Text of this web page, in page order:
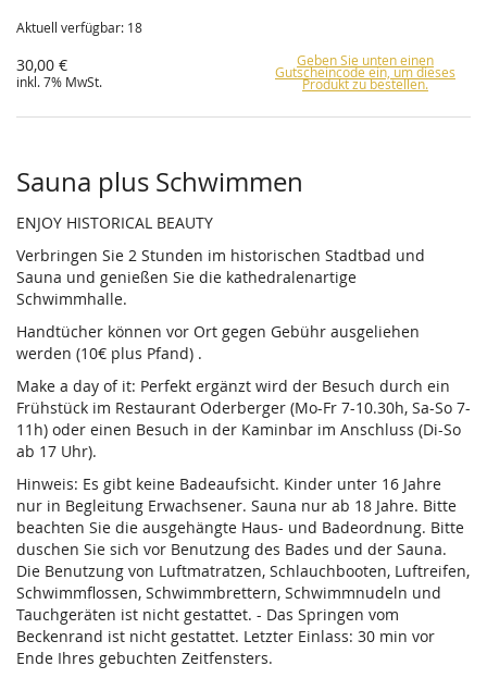
Aktuell verfügbar: 18
30,00 €
inkl. 7% MwSt.
Geben Sie unten einen
Gutscheincode ein, um dieses
Produkt zu bestellen.
Sauna plus Schwimmen
ENJOY HISTORICAL BEAUTY
Verbringen Sie 2 Stunden im historischen Stadtbad und
Sauna und genießen Sie die kathedralenartige
Schwimmhalle.
Handtücher können vor Ort gegen Gebühr ausgeliehen
werden (10€ plus Pfand) .
Make a day of it: Perfekt ergänzt wird der Besuch durch ein
Frühstück im Restaurant Oderberger (Mo-Fr 7-10.30h, Sa-So 7-
11h) oder einen Besuch in der Kaminbar im Anschluss (Di-So
ab 17 Uhr).
Hinweis: Es gibt keine Badeaufsicht. Kinder unter 16 Jahre
nur in Begleitung Erwachsener. Sauna nur ab 18 Jahre. Bitte
beachten Sie die ausgehängte Haus- und Badeordnung. Bitte
duschen Sie sich vor Benutzung des Bades und der Sauna.
Die Benutzung von Luftmatratzen, Schlauchbooten, Luftreifen,
Schwimmflossen, Schwimmbrettern, Schwimmnudeln und
Tauchgeräten ist nicht gestattet. - Das Springen vom
Beckenrand ist nicht gestattet. Letzter Einlass: 30 min vor
Ende Ihres gebuchten Zeitfensters.